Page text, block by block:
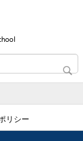
リシー